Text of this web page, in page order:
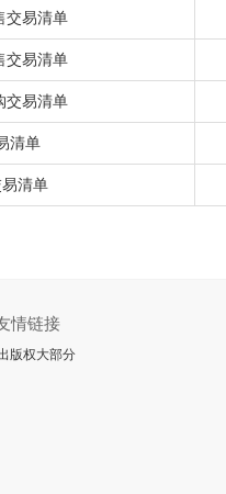
交易清单
交易清单
交易清单
清单
易清单
情链接
版权大部分